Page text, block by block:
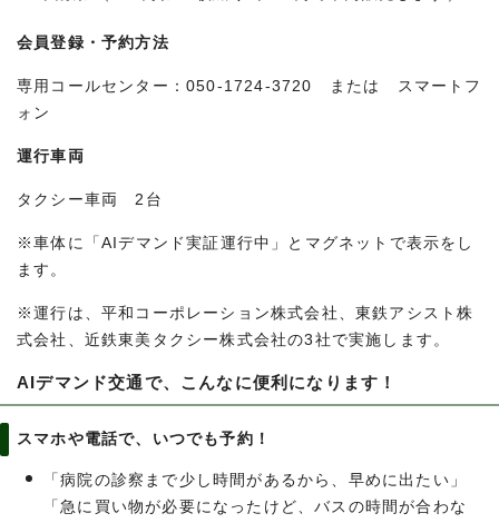
会員登録・予約方法
専用コールセンター：050-1724-3720 または スマートフ
ォン
運行車両
タクシー車両 2台
※車体に「AIデマンド実証運行中」とマグネットで表示をし
ます。
※運行は、平和コーポレーション株式会社、東鉄アシスト株
式会社、近鉄東美タクシー株式会社の3社で実施します。
AIデマンド交通で、こんなに便利になります！
スマホや電話で、いつでも予約！
「病院の診察まで少し時間があるから、早めに出たい」
「急に買い物が必要になったけど、バスの時間が合わな